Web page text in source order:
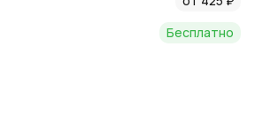
Бесплатно